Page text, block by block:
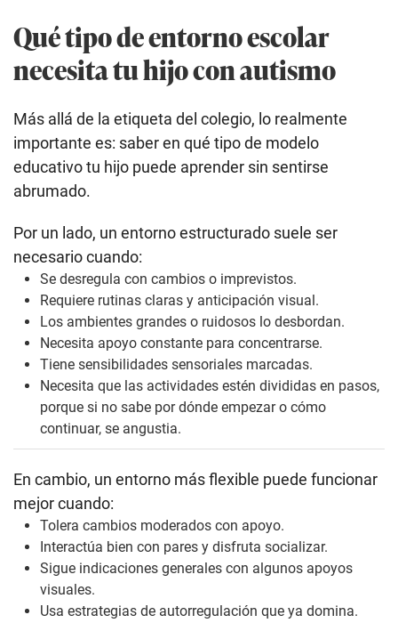
Qué tipo de entorno escolar
necesita tu hijo con autismo
Más allá de la etiqueta del colegio, lo realmente
importante es: saber en qué tipo de modelo
educativo tu hijo puede aprender sin sentirse
abrumado.
Por un lado, un entorno estructurado suele ser
necesario cuando:
Se desregula con cambios o imprevistos.
Requiere rutinas claras y anticipación visual.
Los ambientes grandes o ruidosos lo desbordan.
Necesita apoyo constante para concentrarse.
Tiene sensibilidades sensoriales marcadas.
Necesita que las actividades estén divididas en pasos,
porque si no sabe por dónde empezar o cómo
continuar, se angustia.
En cambio, un entorno más flexible puede funcionar
mejor cuando:
Tolera cambios moderados con apoyo.
Interactúa bien con pares y disfruta socializar.
Sigue indicaciones generales con algunos apoyos
visuales.
Usa estrategias de autorregulación que ya domina.